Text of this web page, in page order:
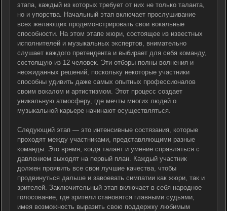
этапа, каждый из которых требует от них не только таланта,
но и упорства. Начальный этап включает прослушивание
всех желающих продемонстрировать свои вокальные
способности. На этом этапе жюри, состоящее из известных
исполнителей и музыкальных экспертов, внимательно
слушает каждого претендента и выбирает для себя команду,
состоящую из 12 человек. Эти отборы полны волнения и
неожиданных решений, поскольку некоторые участники
способны удивить даже самых опытных профессионалов
своим вокалом и артистизмом. Этот процесс создает
уникальную атмосферу, где мечты многих людей о
музыкальной карьере начинают осуществляться.
Следующий этап — это интенсивные состязания, которые
проходят между участниками, представляющими разные
команды. Это время, когда талант и умение справляться с
давлением выходят на первый план. Каждый участник
должен проявить все свои лучшие качества, чтобы
продвинуться дальше и завоевать симпатии как жюри, так и
зрителей. Заключительный этап включает в себя народное
голосование, где зрители становятся главными судьями,
имея возможность выразить свою поддержку любимым